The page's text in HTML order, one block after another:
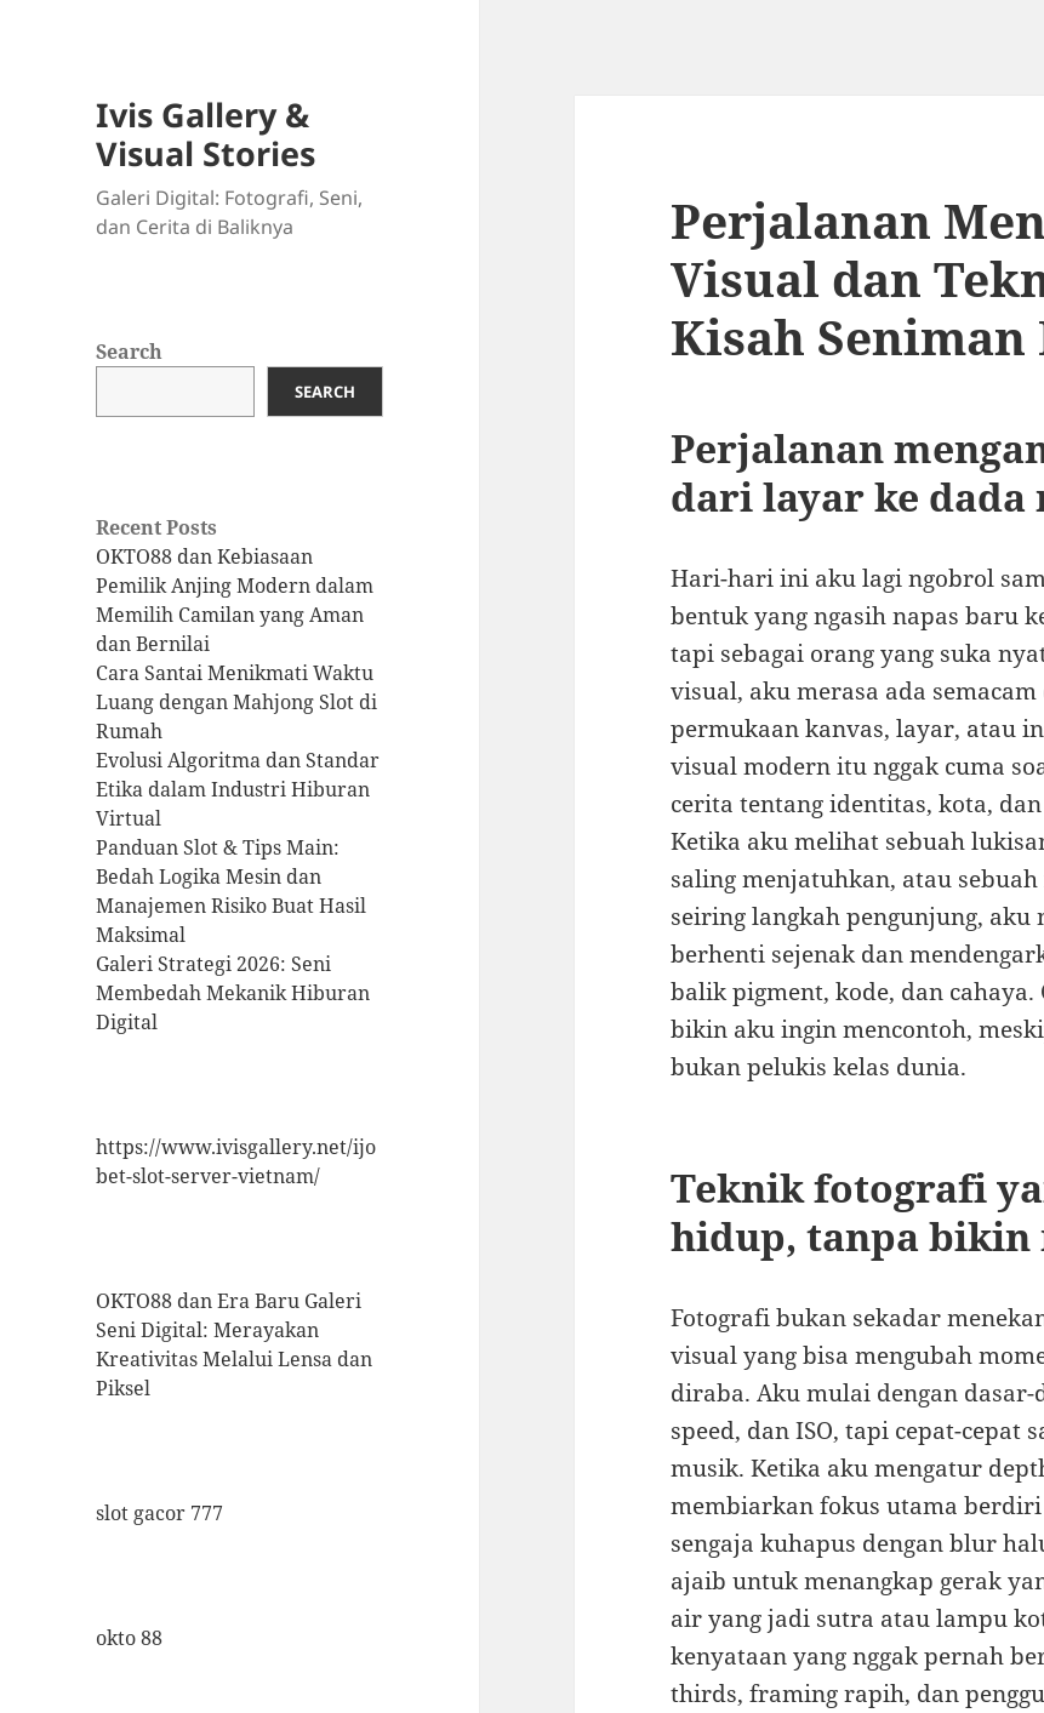
Ivis Gallery &
Visual Stories
Galeri Digital: Fotografi, Seni,
dan Cerita di Baliknya
Search
SEARCH
Recent Posts
OKTO88 dan Kebiasaan
Pemilik Anjing Modern dalam
Memilih Camilan yang Aman
dan Bernilai
Cara Santai Menikmati Waktu
Luang dengan Mahjong Slot di
Rumah
Evolusi Algoritma dan Standar
Etika dalam Industri Hiburan
Virtual
Panduan Slot & Tips Main:
Bedah Logika Mesin dan
Manajemen Risiko Buat Hasil
Maksimal
Galeri Strategi 2026: Seni
Membedah Mekanik Hiburan
Digital
https://www.ivisgallery.net/ijo
bet-slot-server-vietnam/
OKTO88 dan Era Baru Galeri
Seni Digital: Merayakan
Kreativitas Melalui Lensa dan
Piksel
slot gacor 777
okto 88
Perjalanan
Visual dan
Kisah
Perjalanan
dari layar ke dada
Hari-hari ini aku lagi ngobrol
bentuk yang ngasih napas baru
tapi sebagai orang yang suka
visual, aku merasa ada
permukaan kanvas, layar, atau
visual modern itu nggak cuma
cerita tentang identitas, kota,
Ketika aku melihat sebuah
saling menjatuhkan, atau
seiring langkah pengunjung,
berhenti sejenak dan
balik pigment, kode, dan
bikin aku ingin mencontoh,
bukan pelukis kelas dunia.
Teknik fotografi
hidup, tanpa bikin
Fotografi bukan sekadar
visual yang bisa mengubah
diraba. Aku mulai dengan
speed, dan ISO, tapi cepat-
musik. Ketika aku mengatur
membiarkan fokus utama
sengaja kuhapus dengan blur
ajaib untuk menangkap gerak
air yang jadi sutra atau lampu
kenyataan yang nggak pernah
thirds, framing rapih, dan